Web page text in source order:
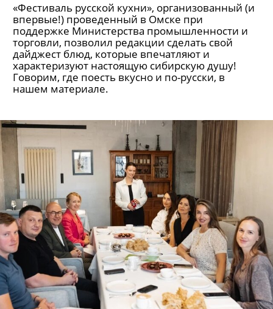
«Фестиваль русской кухни», организованный (и
впервые!) проведенный в Омске при
поддержке Министерства промышленности и
торговли, позволил редакции сделать свой
дайджест блюд, которые впечатляют и
характеризуют настоящую сибирскую душу!
Говорим, где поесть вкусно и по-русски, в
нашем материале.